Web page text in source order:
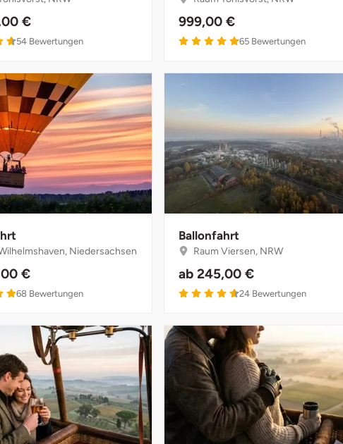
€
54 Bewertungen
999,00 €
65 Bewertungen
Niedersachsen
€
68 Bewertungen
Ballonfahrt
Raum Viersen, NRW
ab 245,00 €
24 Bewertungen